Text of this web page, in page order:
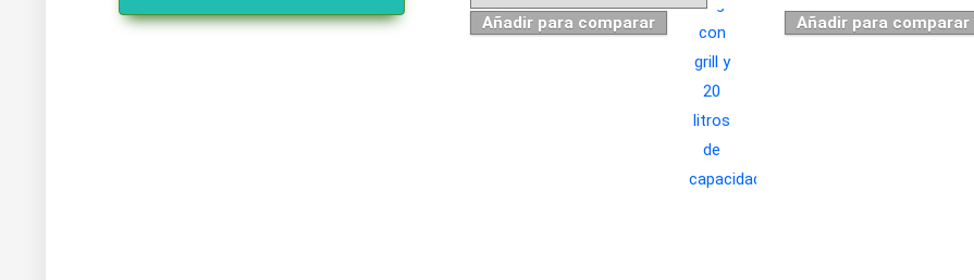
Añadir para comparar Añadir para comparar